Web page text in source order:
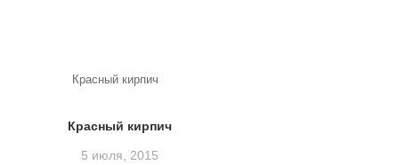
Красный кирпич
Красный кирпич
5 июля, 2015